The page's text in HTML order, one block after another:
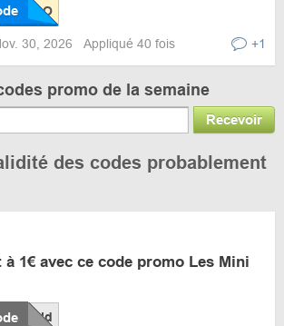
30, 2026 Appliqué 40 fois +1
promo de la semaine
Recevoir
des codes probablement
1€ avec ce code promo Les Mini